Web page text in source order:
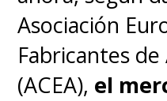
Asociación
Fabricantes
(ACEA), el